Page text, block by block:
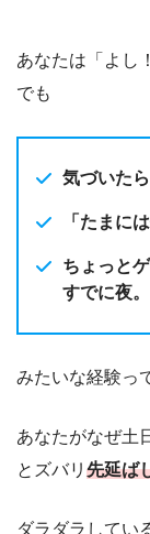
あなたは「よし
でも
気づいた
「たまに
ちょっと
すでに夜。
みたいな経験っ
あなたがなぜ土
とズバリ 先延ば
ダラダラしてい